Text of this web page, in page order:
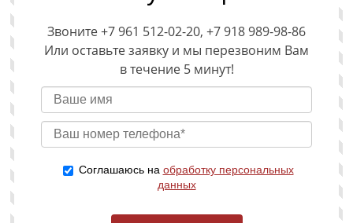
Звоните +7 961 512-02-20, +7 918 989-98-86
Или оставьте заявку и мы перезвоним Вам
в течение 5 минут!
Соглашаюсь на обработку персональных
данных